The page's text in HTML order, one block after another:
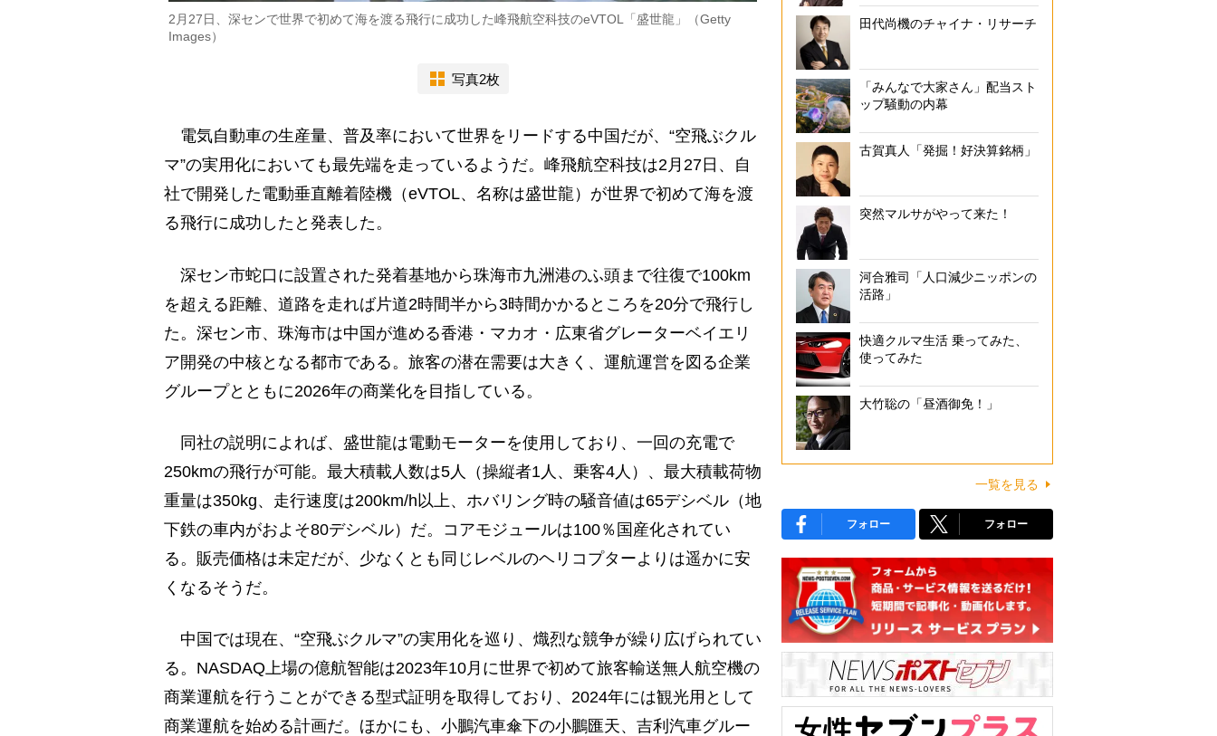
2月27日、深センで世界で初めて海を渡る飛行に成功した峰飛航空科技のeVTOL「盛世龍」（Getty
Images）
写真2枚
電気自動車の生産量、普及率において世界をリードする中国だが、“空飛ぶクル
マ”の実用化においても最先端を走っているようだ。峰飛航空科技は2月27日、自
社で開発した電動垂直離着陸機（eVTOL、名称は盛世龍）が世界で初めて海を渡
る飛行に成功したと発表した。
深セン市蛇口に設置された発着基地から珠海市九洲港のふ頭まで往復で100km
を超える距離、道路を走れば片道2時間半から3時間かかるところを20分で飛行し
た。深セン市、珠海市は中国が進める香港・マカオ・広東省グレーターベイエリ
ア開発の中核となる都市である。旅客の潜在需要は大きく、運航運営を図る企業
グループとともに2026年の商業化を目指している。
同社の説明によれば、盛世龍は電動モーターを使用しており、一回の充電で
250kmの飛行が可能。最大積載人数は5人（操縦者1人、乗客4人）、最大積載荷物
重量は350kg、走行速度は200km/h以上、ホバリング時の騒音値は65デシベル（地
下鉄の車内がおよそ80デシベル）だ。コアモジュールは100％国産化されてい
る。販売価格は未定だが、少なくとも同じレベルのヘリコプターよりは遥かに安
くなるそうだ。
中国では現在、“空飛ぶクルマ”の実用化を巡り、熾烈な競争が繰り広げられてい
る。NASDAQ上場の億航智能は2023年10月に世界で初めて旅客輸送無人航空機の
商業運航を行うことができる型式証明を取得しており、2024年には観光用として
商業運航を始める計画だ。ほかにも、小鵬汽車傘下の小鵬匯天、吉利汽車グルー
田代尚機のチャイナ・リサーチ
「みんなで大家さん」配当スト
ップ騒動の内幕
古賀真人「発掘！好決算銘柄」
突然マルサがやって来た！
河合雅司「人口減少ニッポンの
活路」
快適クルマ生活 乗ってみた、
使ってみた
大竹聡の「昼酒御免！」
一覧を見る
フォロー フォロー